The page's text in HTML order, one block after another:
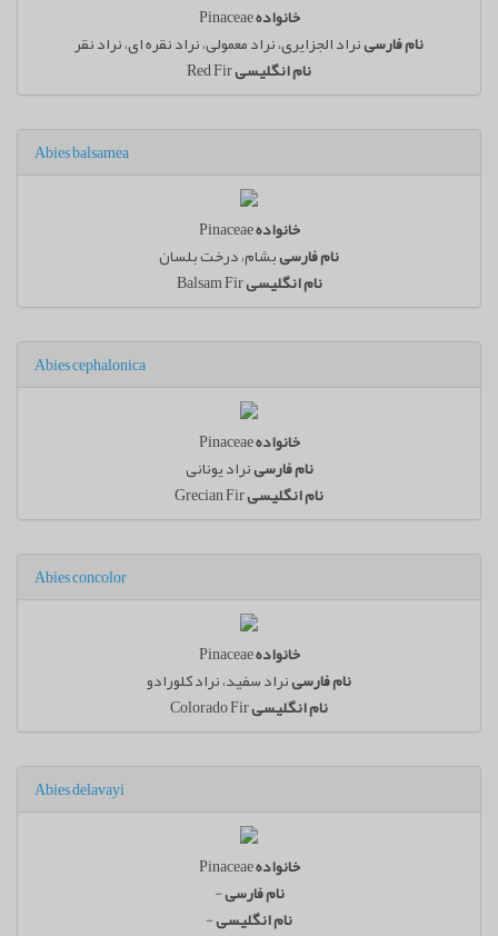
خانوادهPinaceae
نام فارسینراد الجزایری، نراد معمولی، نراد نقره ای، نراد نقر
نام انگلیسیRed Fir
Abies balsamea
خانوادهPinaceae
نام فارسیبشام، درخت بلسان
نام انگلیسیBalsam Fir
Abies cephalonica
خانوادهPinaceae
نام فارسینراد یونانی
نام انگلیسیGrecian Fir
Abies concolor
خانوادهPinaceae
نام فارسینراد سفيد، نراد كلورادو
نام انگلیسیColorado Fir
Abies delavayi
خانوادهPinaceae
نام فارسی-
نام انگلیسی-